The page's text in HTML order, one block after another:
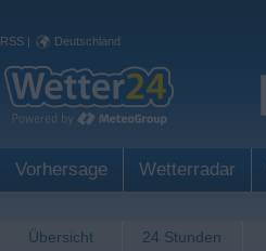
RSS | Deutschland
Vorhersage Wetterradar
Übersicht 24 Stunden